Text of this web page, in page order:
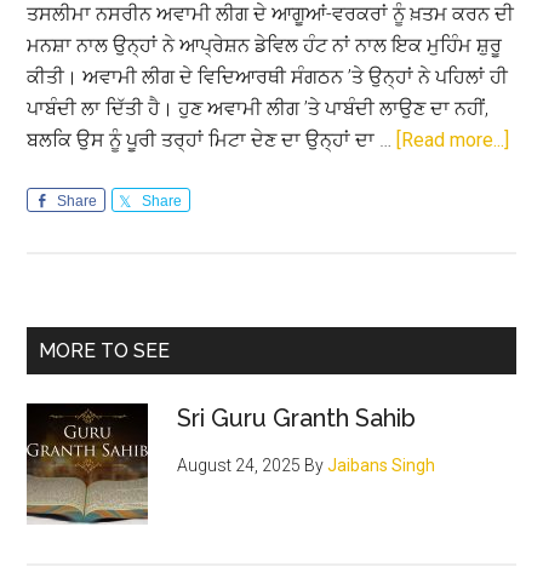
ਤਸਲੀਮਾ ਨਸਰੀਨ ਅਵਾਮੀ ਲੀਗ ਦੇ ਆਗੂਆਂ-ਵਰਕਰਾਂ ਨੂੰ ਖ਼ਤਮ ਕਰਨ ਦੀ
ਮਨਸ਼ਾ ਨਾਲ ਉਨ੍ਹਾਂ ਨੇ ਆਪ੍ਰੇਸ਼ਨ ਡੇਵਿਲ ਹੰਟ ਨਾਂ ਨਾਲ ਇਕ ਮੁਹਿੰਮ ਸ਼ੁਰੂ
ਕੀਤੀ। ਅਵਾਮੀ ਲੀਗ ਦੇ ਵਿਦਿਆਰਥੀ ਸੰਗਠਨ ’ਤੇ ਉਨ੍ਹਾਂ ਨੇ ਪਹਿਲਾਂ ਹੀ
ਪਾਬੰਦੀ ਲਾ ਦਿੱਤੀ ਹੈ। ਹੁਣ ਅਵਾਮੀ ਲੀਗ ’ਤੇ ਪਾਬੰਦੀ ਲਾਉਣ ਦਾ ਨਹੀਂ,
ਬਲਕਿ ਉਸ ਨੂੰ ਪੂਰੀ ਤਰ੍ਹਾਂ ਮਿਟਾ ਦੇਣ ਦਾ ਉਨ੍ਹਾਂ ਦਾ … [Read more...]
Share Share
Primary
MORE TO SEE
Sri Guru Granth Sahib
August 24, 2025 ByJaibans Singh